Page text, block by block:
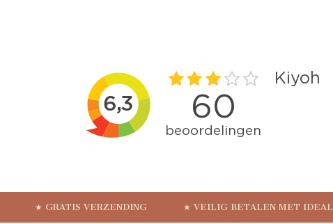
★ GRATIS VERZENDING ★ VEILIG BETALEN MET IDEAL